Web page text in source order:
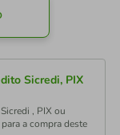
Sicredi, PIX
, PIX ou
a compra deste